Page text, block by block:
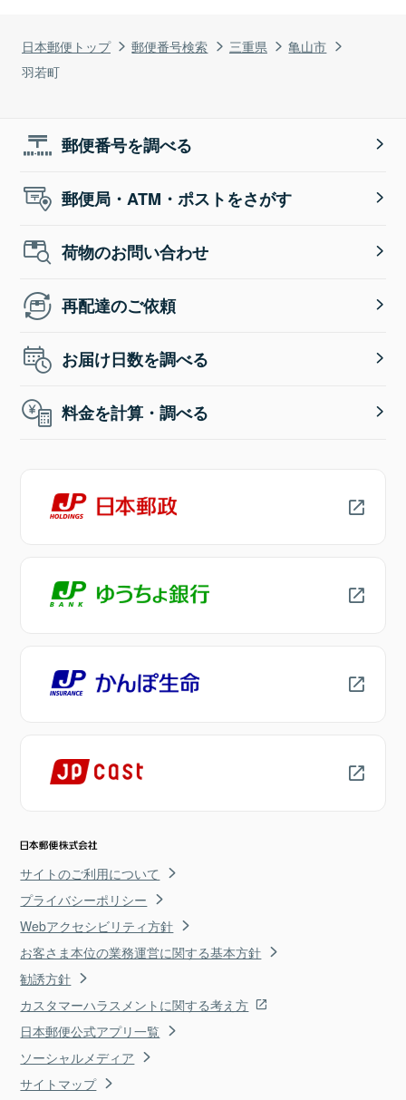
日本郵便トップ 郵便番号検索 三重県
亀山市
羽若町
郵便番号を調べる
郵便局・ATM・ポストをさがす
荷物のお問い合わせ
再配達のご依頼
お届け日数を調べる
料金を計算・調べる
サイトのご利用について
プライバシーポリシー
Webアクセシビリティ方針
お客さま本位の業務運営に関する基本方針
勧誘方針
カスタマーハラスメントに関する考え方
日本郵便公式アプリ一覧
ソーシャルメディア
サイトマップ